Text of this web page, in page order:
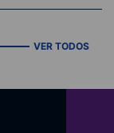
VER TODOS